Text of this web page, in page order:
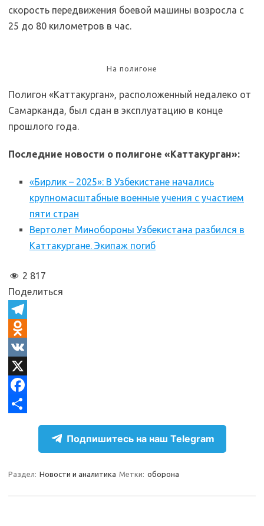
скорость передвижения боевой машины возросла с
25 до 80 километров в час.
На полигоне
Полигон «Каттакурган», расположенный недалеко от
Самарканда, был сдан в эксплуатацию в конце
прошлого года.
Последние новости о полигоне «Каттакурган»:
«Бирлик – 2025»: В Узбекистане начались
крупномасштабные военные учения с участием
пяти стран
Вертолет Минобороны Узбекистана разбился в
Каттакургане. Экипаж погиб
2 817
Поделиться
T
e
e
g
O
d
n
o
s
V
KX
F
bр
Подпишитесь на наш Telegram
Раздел: Новости и аналитика Метки: оборона